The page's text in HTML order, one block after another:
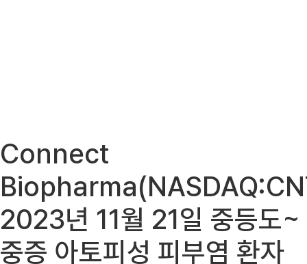
Connect
2023년 11월 21일 중등도~
중증 아토피성 피부염 환자